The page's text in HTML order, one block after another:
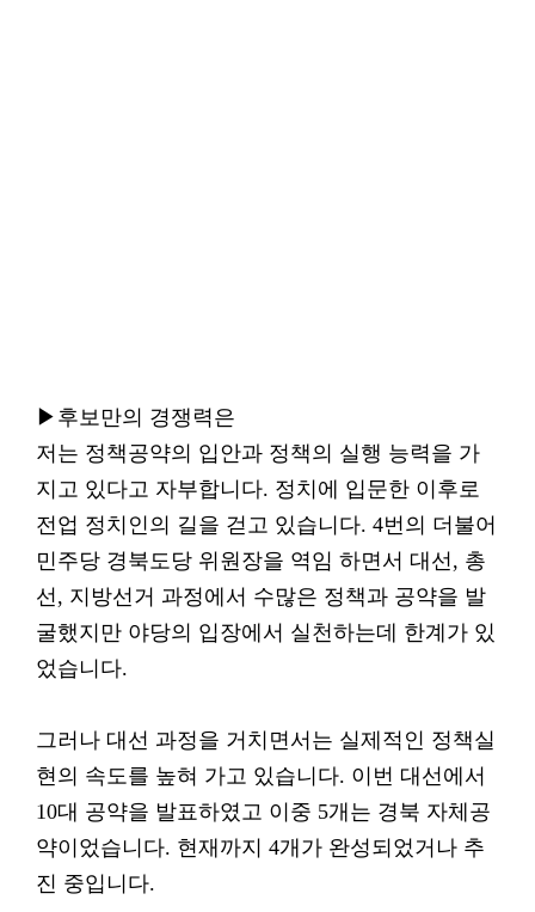
▶후보만의 경쟁력은
저는 정책공약의 입안과 정책의 실행 능력을 가
지고 있다고 자부합니다. 정치에 입문한 이후로
전업 정치인의 길을 걷고 있습니다. 4번의 더불어
민주당 경북도당 위원장을 역임 하면서 대선, 총
선, 지방선거 과정에서 수많은 정책과 공약을 발
굴했지만 야당의 입장에서 실천하는데 한계가 있
었습니다.
그러나 대선 과정을 거치면서는 실제적인 정책실
현의 속도를 높혀 가고 있습니다. 이번 대선에서
10대 공약을 발표하였고 이중 5개는 경북 자체공
약이었습니다. 현재까지 4개가 완성되었거나 추
진 중입니다.